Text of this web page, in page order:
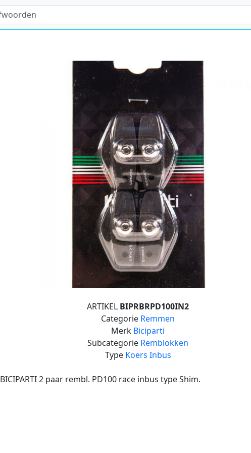
ARTIKEL BIPRBRPD100IN2
Categorie Remmen
Merk Biciparti
Subcategorie Remblokken
Type Koers Inbus
BICIPARTI 2 paar rembl. PD100 race inbus type Shim.